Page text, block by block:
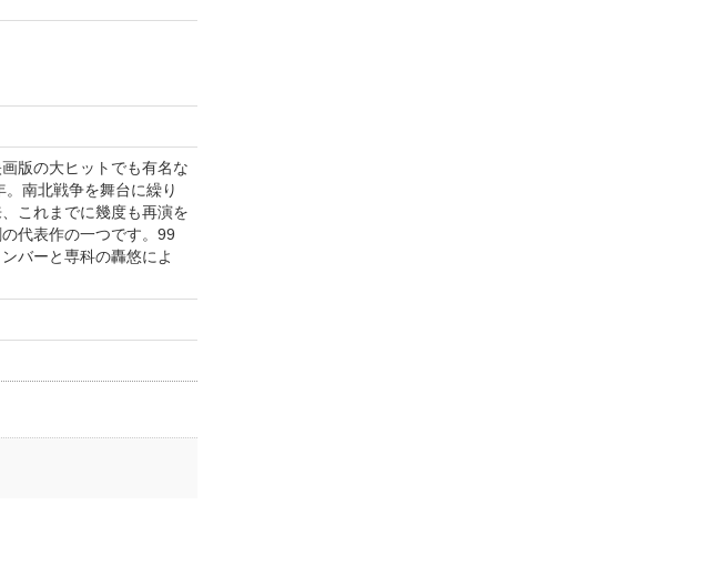
版の大ヒットでも有名な
南北戦争を舞台に繰り
これまでに幾度も再演を
代表作の一つです。99
バーと専科の轟悠によ